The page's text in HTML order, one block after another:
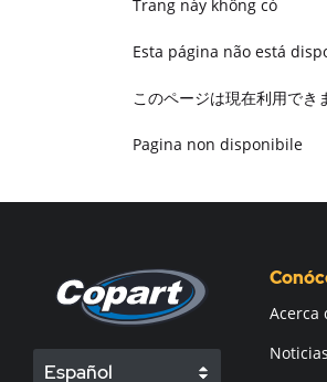
Trang này không có
Esta página não está
このページは現在利用でき
Pagina non disponibile
Español
Acerca